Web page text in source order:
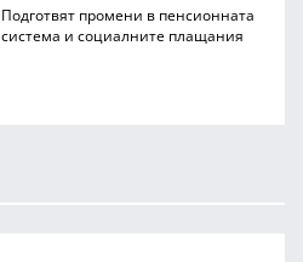
Подготвят промени в пенсионната
система и социалните плащания